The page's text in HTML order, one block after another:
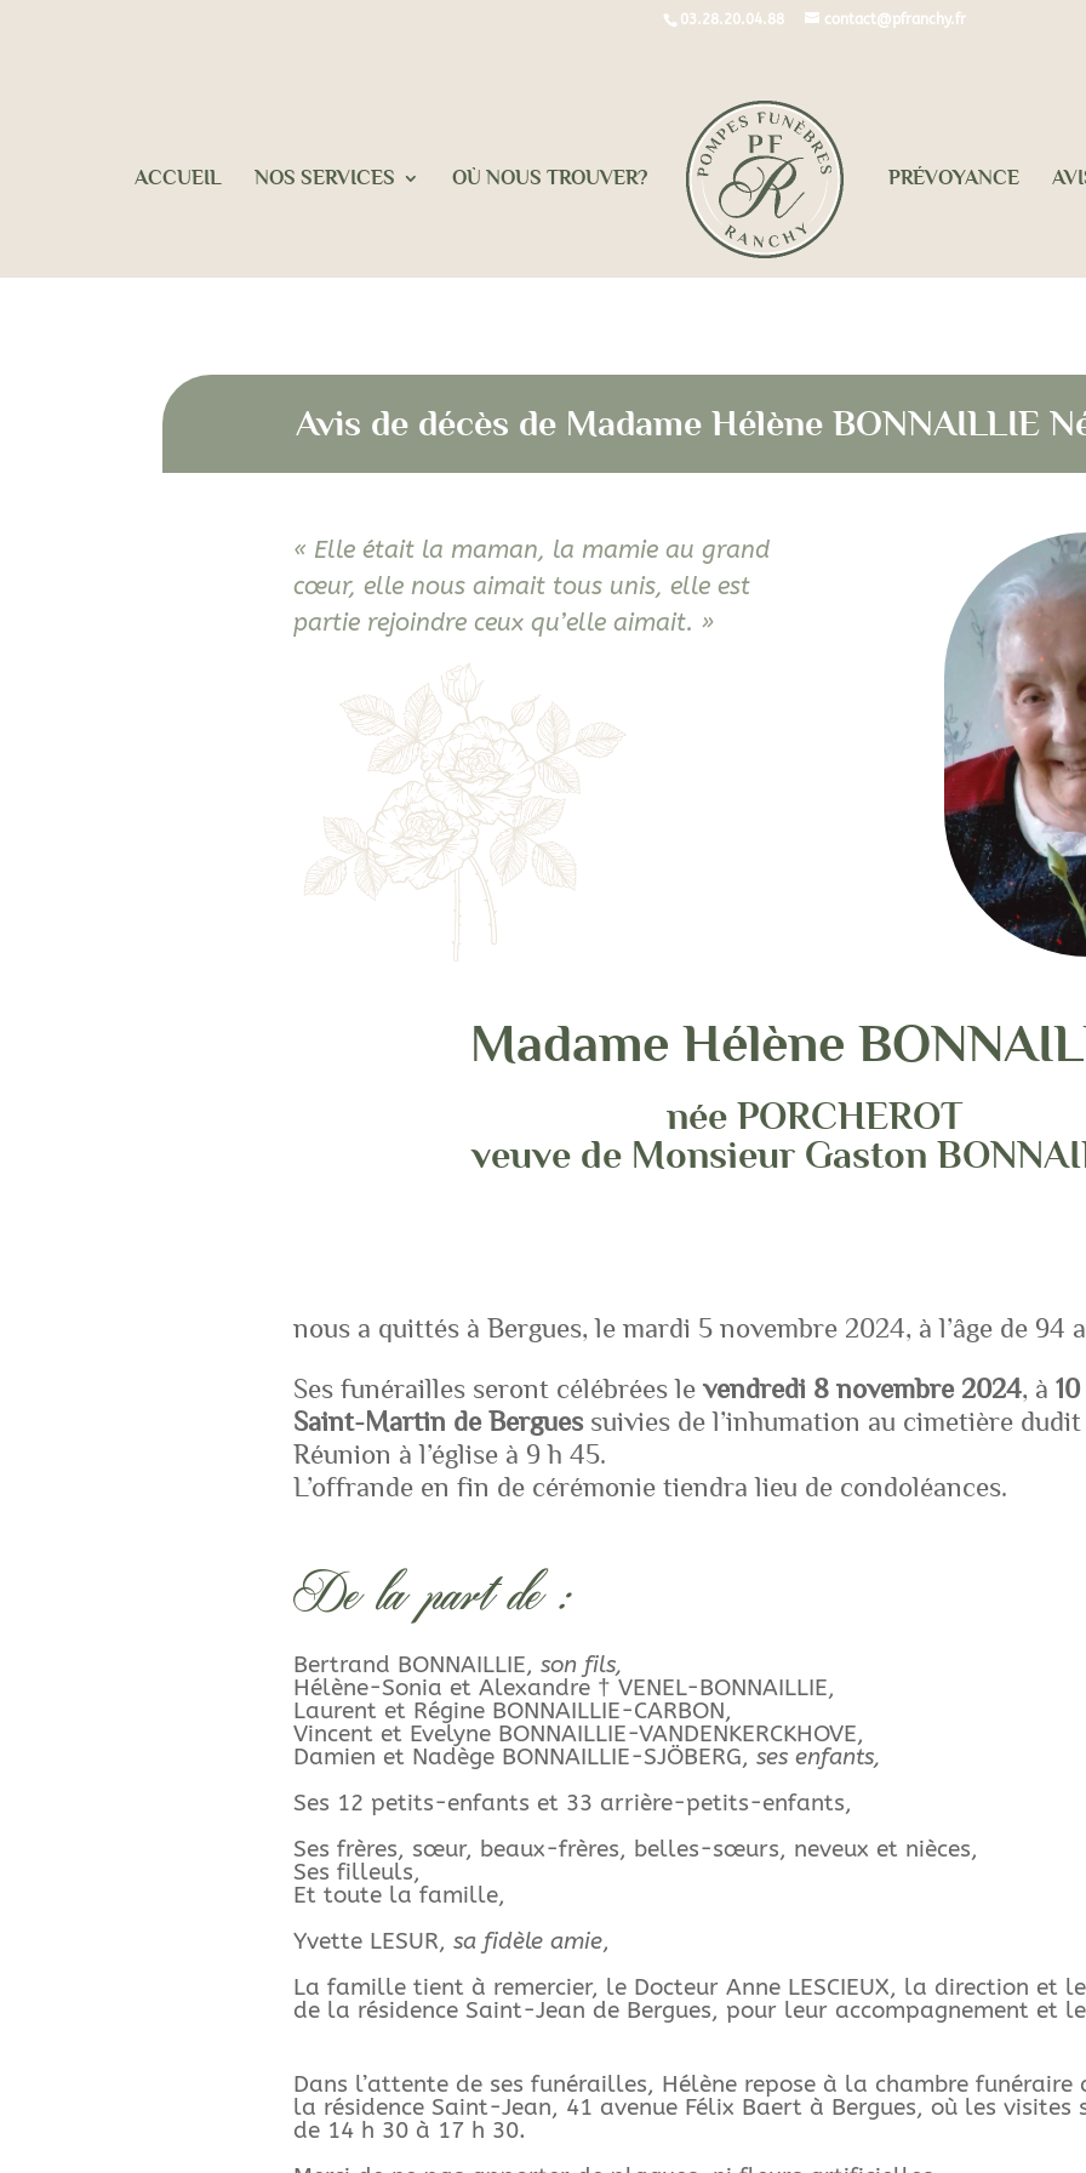
03.28.20.04.88 contact@pfranchy.fr
ACCUEIL NOS SERVICES OÙ NOUS TROUVER? PRÉVOYANCE
Avis de décès de Madame Hélène BONNAILLIE
« Elle était la maman, la mamie au grand
cœur, elle nous aimait tous unis, elle est
partie rejoindre ceux qu’elle aimait. »
Madame Hélène
née PORCHEROT
veuve de Monsieur Gaston
nous a quittés à Bergues, le mardi 5 novembre 2024, à l’âge de 94
Ses funérailles seront célébrées levendredi 8 novembre 2024, à
Saint-Martin de Berguessuivies de l’inhumation au cimetière
Réunion à l’église à 9 h 45.
L’offrande en fin de cérémonie tiendra lieu de condoléances.
De la part de :
Bertrand BONNAILLIE, son fils,
Hélène-Sonia et Alexandre † VENEL-BONNAILLIE,
Laurent et Régine BONNAILLIE-CARBON,
Vincent et Evelyne BONNAILLIE-VANDENKERCKHOVE,
Damien et Nadège BONNAILLIE-SJÖBERG, ses enfants,
Ses 12 petits-enfants et 33 arrière-petits-enfants,
Ses frères, sœur, beaux-frères, belles-sœurs, neveux et nièces,
Ses filleuls,
Et toute la famille,
Yvette LESUR, sa fidèle amie,
La famille tient à remercier, le Docteur Anne LESCIEUX, la direction et
de la résidence Saint-Jean de Bergues, pour leur accompagnement et
Dans l’attente de ses funérailles, Hélène repose à la chambre funéraire
la résidence Saint-Jean, 41 avenue Félix Baert à Bergues, où les visites
de 14 h 30 à 17 h 30.